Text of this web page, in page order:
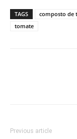
TAGS composto de
tomate
Previous article